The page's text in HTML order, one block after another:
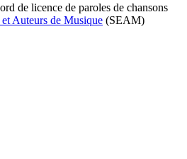
de licence de paroles de chansons
Auteurs de Musique (SEAM)